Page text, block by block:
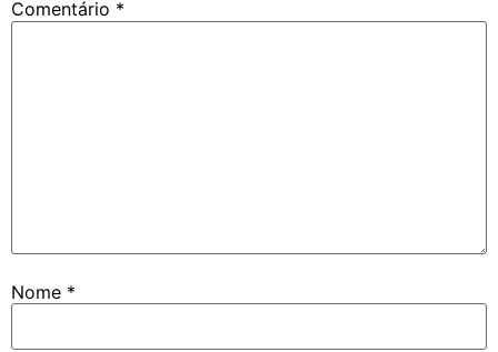
Comentário *
Nome *